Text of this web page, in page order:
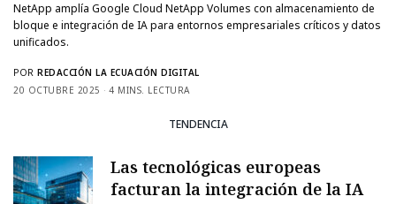
NetApp amplía Google Cloud NetApp Volumes con almacenamiento de
bloque e integración de IA para entornos empresariales críticos y datos
unificados.
POR REDACCIÓN LA ECUACIÓN DIGITAL
20 OCTUBRE 2025
4 MINS. LECTURA
TENDENCIA
Las tecnológicas europeas
facturan la integración de la IA